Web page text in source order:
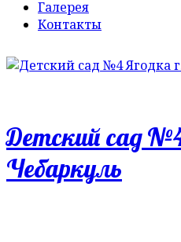
Галерея
Контакты
Детский сад
Чебаркуль